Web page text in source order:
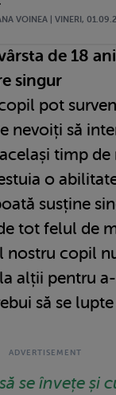
VOINEA | VINERI,
de 18
singur
pot
nevoiți să
timp
o
susține
tot felul de
nostru copil
alții pentru
să se
se învețe și